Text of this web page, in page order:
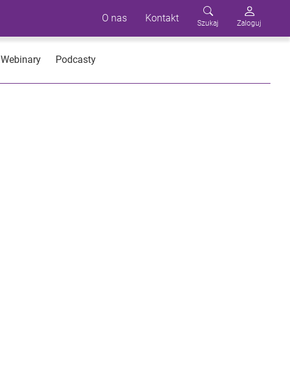
O nas Kontakt Szukaj Zaloguj
Webinary Podcasty